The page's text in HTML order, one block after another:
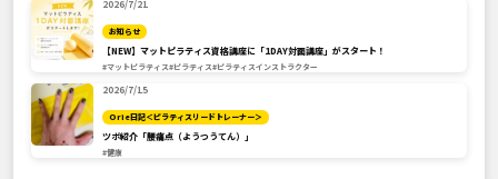
2026/7/21
お知らせ
【NEW】マットピラティス資格講座に「1DAY対面講座」がスタート！
#マットピラティス#ピラティス#ピラティスインストラクター
2026/7/15
Orie日記＜ピラティスリードトレーナー＞
ツボ紹介「腰痛点（ようつうてん）」
#健康